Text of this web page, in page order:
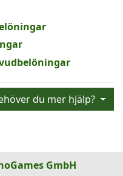
du mer hjälp?
GmbH